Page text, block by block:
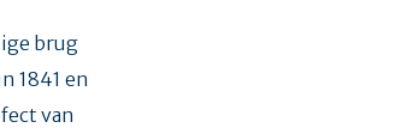
brug
1841 en
van